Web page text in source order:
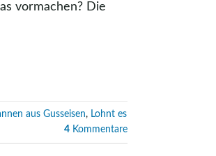
vormachen? Die
aus Gusseisen, Lohnt es
4Kommentare